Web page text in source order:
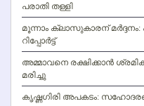
പരാതി തള്ളി
മൂന്നാം ക്ലാസുകാരന്
റിപ്പോര്‍ട്ട്
അമ്മാവനെ രക്ഷിക്കാന്‍
മരിച്ചു
കൃഷ്ണഗിരി അപകടം: